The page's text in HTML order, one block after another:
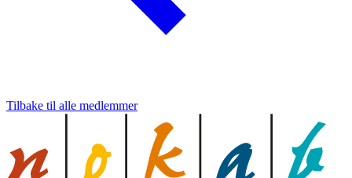
Tilbake til alle medlemmer